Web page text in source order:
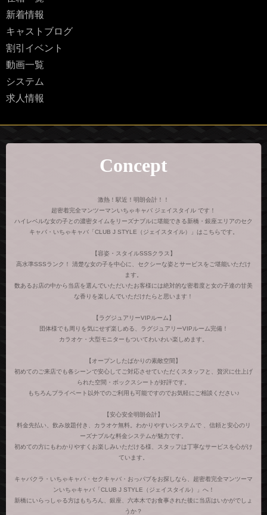
新着情報
キャストブログ
割引イベント
動画一覧
システム
求人情報
Concept
激熱！駅近！明朗会計！！
超密着完全マンツーマンいちゃキャバ ジェイスタイル です！
ハイレベルな女の子との濃密タイムをリーズナブルに堪能できる新橋・銀座エリアのセク
キャバ・いちゃキャバ「CLUB J STYLE（ジェイスタイル）」はこちらです。
【容姿・スタイルSSSクラス】
高水準SSSランク！ 清楚な女の子を中心に、セクシーな姿とサービスをご堪能いただけ
ます。
数あるお店の中から当店を選んでいただいたお客様には絶対的な密着度と女の子達の甘美
な香りを楽しんでいただけたらと思います！
【ラグジュアリーVIPルーム】
団体様でも周りを気にせず楽しめる、ラグジュアリーVIPルーム完備！
カラオケ・大型モニターもついてわいわい楽しめます。
【オープンしたばかりの素敵空間】
初めてのご来店でも各シーンで安心してご対応させていただくスタッフと、贅沢に仕上げ
られた空間・ボックスシートが好評です。
もちろんプライベート以外でのご利用も可能ですのでお気軽にご相談ください♪
【安心安全明朗会計】
料金先払い、飲み放題付き、カラオケ無料。わかりやすいシステムで 、信頼と安心のリ
ーズナブルな料金システムが魅力です。
初めての方にもわかりやすくお楽しみいただける様、スタッフは丁寧なサービスを心がけ
ています。
キャバクラ・いちゃキャバ・セクキャバ・おっパブをお探しなら、超密着完全マンツーマ
ンいちゃキャバ「CLUB J STYLE（ジェイスタイル）」へ！
新橋にいらっしゃる方はもちろん、銀座、六本木でお食事された後に当店はいかがでしょ
うか？